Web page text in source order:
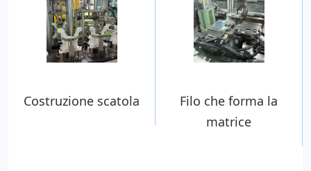
Costruzione scatola
Filo che forma la
matrice